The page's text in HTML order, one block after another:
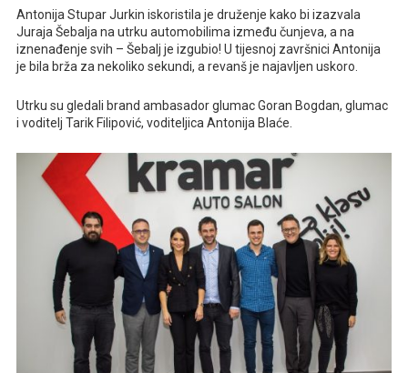
Antonija Stupar Jurkin iskoristila je druženje kako bi izazvala
Juraja Šebalja na utrku automobilima između čunjeva, a na
iznenađenje svih – Šebalj je izgubio! U tijesnoj završnici Antonija
je bila brža za nekoliko sekundi, a revanš je najavljen uskoro.
Utrku su gledali brand ambasador glumac Goran Bogdan, glumac
i voditelj Tarik Filipović, voditeljica Antonija Blaće.